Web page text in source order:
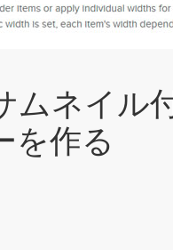
ムネイル
を作る